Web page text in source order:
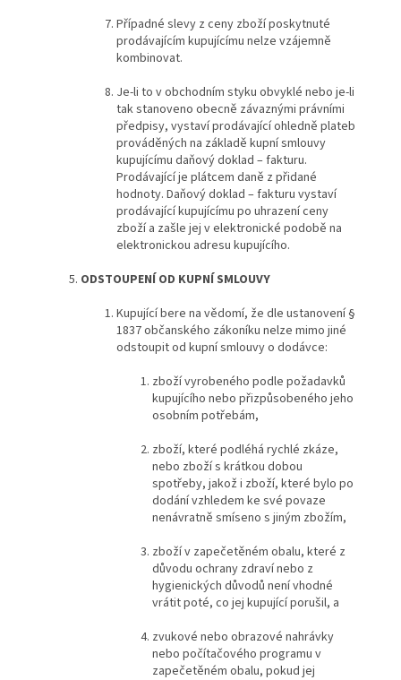
Případné slevy z ceny zboží poskytnuté
prodávajícím kupujícímu nelze vzájemně
kombinovat.
Je-li to v obchodním styku obvyklé nebo je-li
tak stanoveno obecně závaznými právními
předpisy, vystaví prodávající ohledně plateb
prováděných na základě kupní smlouvy
kupujícímu daňový doklad – fakturu.
Prodávající je plátcem daně z přidané
hodnoty. Daňový doklad – fakturu vystaví
prodávající kupujícímu po uhrazení ceny
zboží a zašle jej v elektronické podobě na
elektronickou adresu kupujícího.
ODSTOUPENÍ OD KUPNÍ SMLOUVY
Kupující bere na vědomí, že dle ustanovení §
1837 občanského zákoníku nelze mimo jiné
odstoupit od kupní smlouvy o dodávce:
zboží vyrobeného podle požadavků
kupujícího nebo přizpůsobeného jeho
osobním potřebám,
zboží, které podléhá rychlé zkáze,
nebo zboží s krátkou dobou
spotřeby, jakož i zboží, které bylo po
dodání vzhledem ke své povaze
nenávratně smíseno s jiným zbožím,
zboží v zapečetěném obalu, které z
důvodu ochrany zdraví nebo z
hygienických důvodů není vhodné
vrátit poté, co jej kupující porušil, a
zvukové nebo obrazové nahrávky
nebo počítačového programu v
zapečetěném obalu, pokud jej